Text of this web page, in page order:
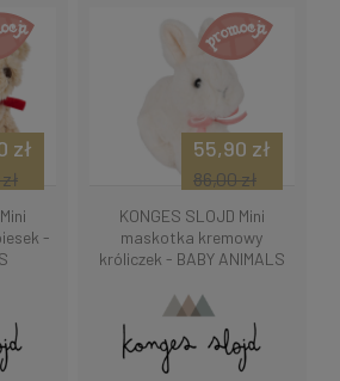
-
zł
KONGES SLOJD Mini
maskotka kremowy
króliczek - BABY ANIMALS
55,90 zł
86,00 zł